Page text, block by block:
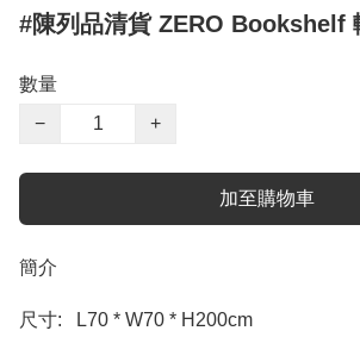
#陳列品清貨 ZERO Bookshelf
數量
−
+
加至購物車
簡介
尺寸:   L70 * W70 * H200cm